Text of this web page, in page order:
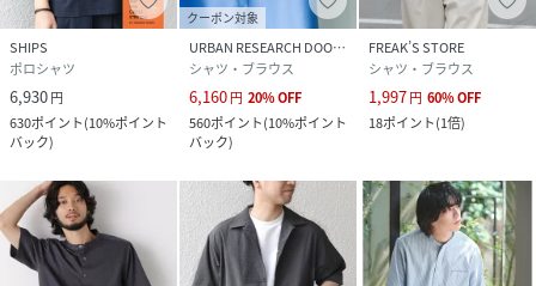
※生産状況により店舗にて販売する場合もございます。
※末永く愛用頂く為に、アテンションタグ・洗濯ネームを必
ずご確認の上、着用又はお取り扱いください。
ンなどの閲覧環境によって、実際の色味と異なって見える場
合があります。
商品の色味は商品単体で撮影した画像をご参照ください。
SHIPS
ポロシャツ
6,930円
630ポイント(10%ポイント
バック)
クーポン対象
URBAN RESEARCH DOORS
シャツ・ブラウス
6,160円 20%OFF
560ポイント(10%ポイント
バック)
FREAK’S STORE
シャツ・ブラウス
1,997円 60%OFF
18ポイント(1倍)